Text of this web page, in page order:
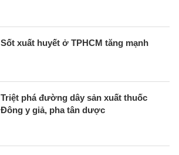
Sốt xuất huyết ở TPHCM tăng mạnh
Triệt phá đường dây sản xuất thuốc
Đông y giả, pha tân dược